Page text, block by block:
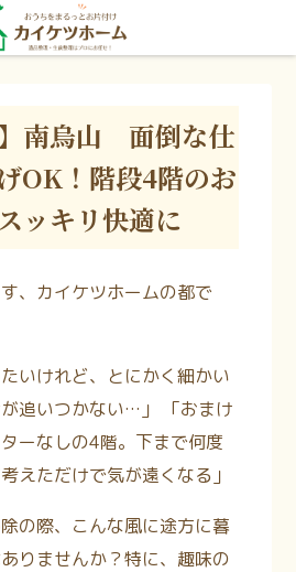
】南烏山 面倒な仕
OK！階段4階のお
ッキリ快適に
、カイケツホームの都で
いけれど、とにかく細かい
追いつかない…」 「おまけ
ーなしの4階。下まで何度
えただけで気が遠くなる」
の際、こんな風に途方に暮
りませんか？特に、趣味の